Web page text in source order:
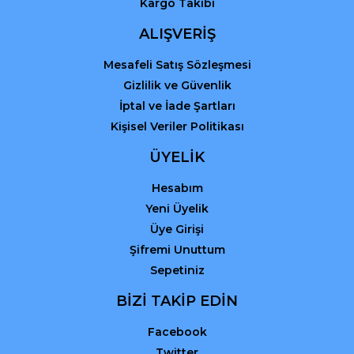
Kargo Takibi
ALIŞVERİŞ
Mesafeli Satış Sözleşmesi
Gizlilik ve Güvenlik
İptal ve İade Şartları
Kişisel Veriler Politikası
ÜYELİK
Hesabım
Yeni Üyelik
Üye Girişi
Şifremi Unuttum
Sepetiniz
BİZİ TAKİP EDİN
Facebook